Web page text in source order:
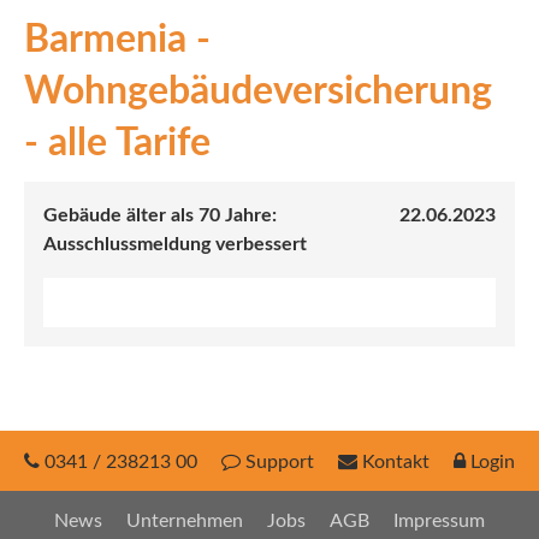
INEX
Sach
Leben
Investment
Barmenia -
Wohngebäudeversicherung
- alle Tarife
22.06.2023
Gebäude älter als 70 Jahre:
Ausschlussmeldung verbessert
0341 / 238213 00 Support Kontakt Login
News Unternehmen Jobs AGB Impressum